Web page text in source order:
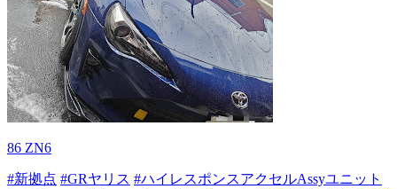
86 ZN6
#新拠点 #GRヤリス #ハイレスポンスアクセルAssyユニット